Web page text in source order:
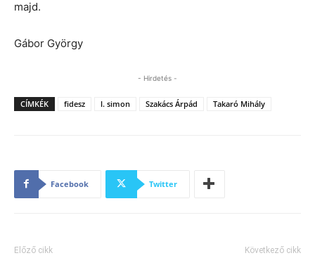
majd.
Gábor György
- Hirdetés -
CÍMKÉK fidesz l. simon Szakács Árpád Takaró Mihály
Facebook Twitter
Előző cikk Következő cikk